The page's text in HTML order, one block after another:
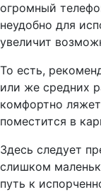
огромный
неудобно для
увеличит
То есть,
или же средних
комфортно
поместится в
Здесь следует
слишком
путь к